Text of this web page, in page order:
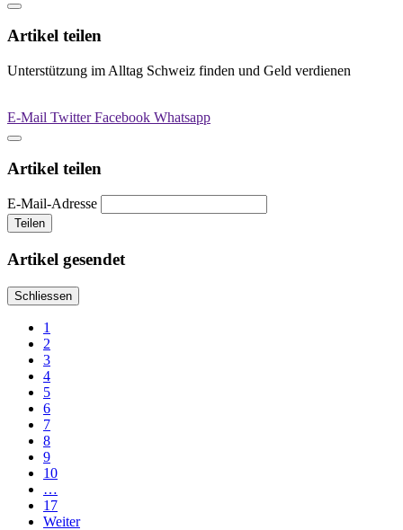
Artikel teilen
Unterstützung im Alltag Schweiz finden und Geld verdienen
E-Mail TwitterFacebook Whatsapp
Artikel teilen
E-Mail-Adresse
Teilen
Artikel gesendet
Schliessen
1
2
3
4
5
6
7
8
9
10
…
17
Weiter